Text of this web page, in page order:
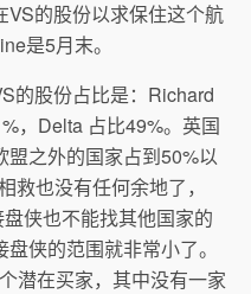
VS的股份以求保住这个航
是5月末。
的股份占比是：Richard
，Delta 占比49%。英国
之外的国家占到50%以
救也没有任何余地了，
侠也不能找其他国家的
侠的范围就非常小了。
潜在买家，其中没有一家